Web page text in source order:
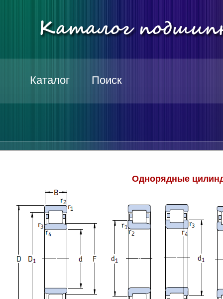
Каталог Поиск
Однорядные